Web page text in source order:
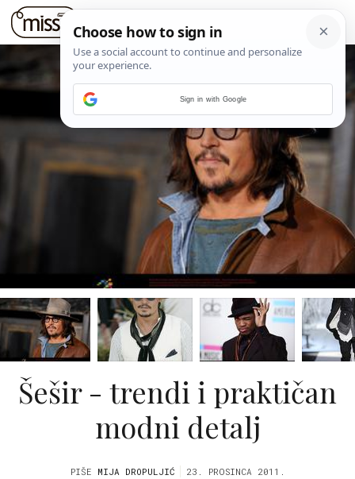
Šešir - trendi i praktičan
modni detalj
PIŠE MIJA DROPULJIĆ 23. PROSINCA 2011.
Sign in with Google